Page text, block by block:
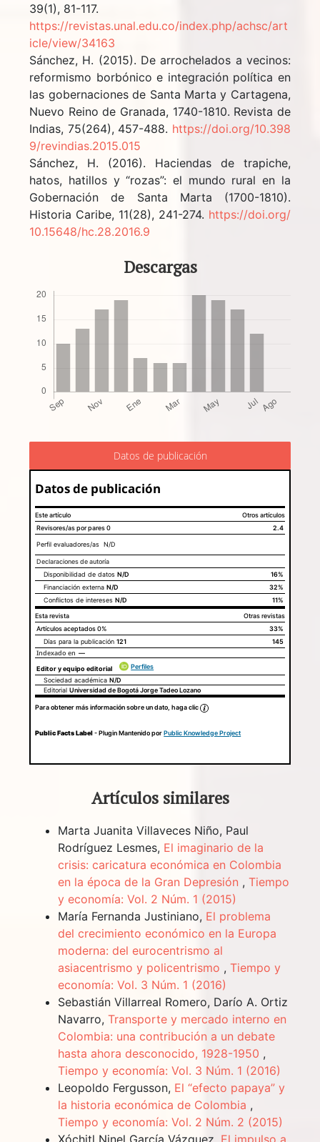
39(1), 81-117.
https://revistas.unal.edu.co/index.php/achsc/art
icle/view/34163
Sánchez, H. (2015). De arrochelados a vecinos:
reformismo borbónico e integración política en
las gobernaciones de Santa Marta y Cartagena,
Nuevo Reino de Granada, 1740-1810. Revista de
Indias, 75(264), 457-488. https://doi.org/10.398
9/revindias.2015.015
Sánchez, H. (2016). Haciendas de trapiche,
hatos, hatillos y “rozas”: el mundo rural en la
Gobernación de Santa Marta (1700-1810).
Historia Caribe, 11(28), 241-274. https://doi.org/
10.15648/hc.28.2016.9
Descargas
Datos de publicación
Datos de publicación
Este artículo
Otros artículos
Revisores/as por pares0 2.4
Perfil evaluadores/as N/D
Declaraciones de autoría
Declaraciones de autoría
Disponibilidad de datosN/D
16%
Financiación externaN/D
32%
Conflictos de interesesN/D
11%
Esta revista
Otras revistas
Artículos aceptados0%
33%
Días para la publicación121 145
Indexado en —
Editor y equipo editorial
Perfiles
Sociedad académicaN/D
EditorialUniversidad de Bogotá Jorge Tadeo Lozano
Para obtener más información sobre un dato, haga clic
Public Facts Label- Plugin Mantenido porPublic Knowledge Project
Artículos similares
Marta Juanita Villaveces Niño, Paul
Rodríguez Lesmes, El imaginario de la
crisis: caricatura económica en Colombia
en la época de la Gran Depresión ,Tiempo
y economía: Vol. 2 Núm. 1 (2015)
María Fernanda Justiniano, El problema
del crecimiento económico en la Europa
moderna: del eurocentrismo al
asiacentrismo y policentrismo ,Tiempo y
economía: Vol. 3 Núm. 1 (2016)
Sebastián Villarreal Romero, Darío A. Ortiz
Navarro,Transporte y mercado interno en
Colombia: una contribución a un debate
hasta ahora desconocido, 1928-1950 ,
Tiempo y economía: Vol. 3 Núm. 1 (2016)
Leopoldo Fergusson, El “efecto papaya” y
la historia económica de Colombia ,
Tiempo y economía: Vol. 2 Núm. 2 (2015)